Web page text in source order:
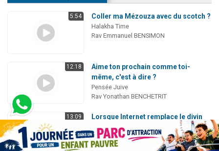
5:54 Coller ma Mézouza avec du scotch ?
Halakha Time
Rav Emmanuel BENSIMON
12:18
Aime ton prochain comme toi-
même, c'est à dire ?
Pensée Juive
Rav Yonathan BENCHETRIT
13:09 Lorsque Internet remplace le divin
Pensée Juive
Rav Raphaël SADIN